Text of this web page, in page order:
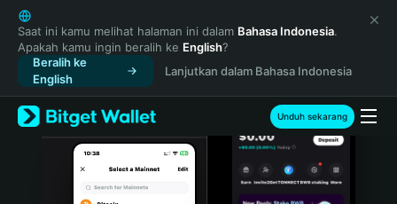
English
日本語
Tiếng Việt
Русский
Español (Latinoamérica)
Türkçe
Italiano
Saat ini kamu melihat halaman ini dalam Bahasa Indonesia.
Apakah kamu ingin beralih ke English?
Beralih ke
English
Lanjutkan dalam Bahasa Indonesia
Unduh sekarang